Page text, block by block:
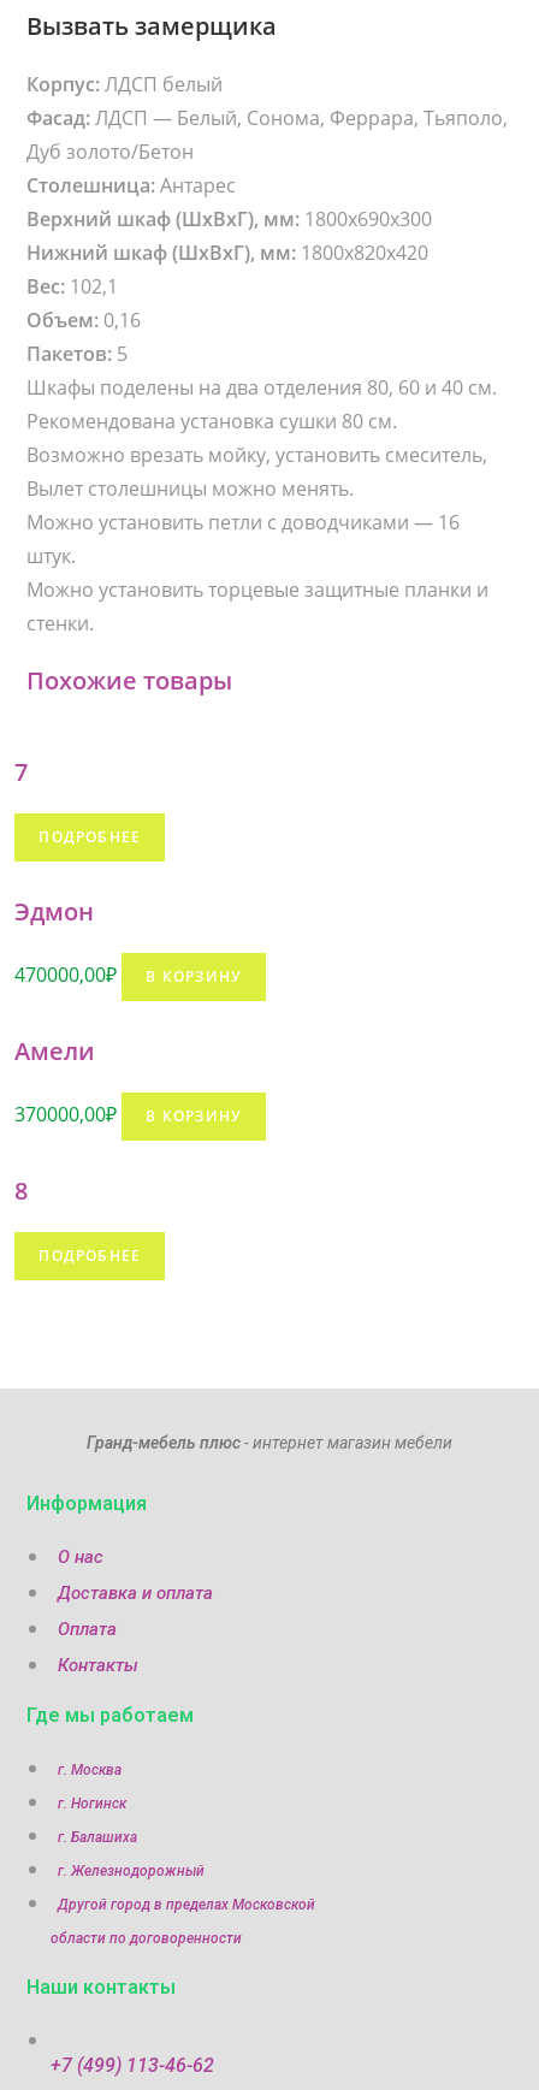
o
n
t
1
8
0
Вызвать замерщика
Корпус:ЛДСП белый
Фасад:ЛДСП — Белый, Сонома, Феррара, Тьяполо,
Дуб золото/Бетон
Столешница:Антарес
Верхний шкаф (ШхВхГ), мм: 1800х690х300
Нижний шкаф (ШхВхГ), мм: 1800х820х420
Вec: 102,1
Объем: 0,16
Пакетов: 5
Шкафы поделены на два отделения 80, 60 и 40 см.
Рекомендована установка сушки 80 см.
Возможно врезать мойку, установить смеситель,
Вылет столешницы можно менять.
Можно установить петли с доводчиками — 16
штук.
Можно установить торцевые защитные планки и
стенки.
Похожие товары
7
ПОДРОБНЕЕ
Эдмон
470000,00₽ В КОРЗИНУ
Амели
370000,00₽ В КОРЗИНУ
8
ПОДРОБНЕЕ
Гранд-мебель плюс- интернет магазин мебели
Информация
О нас
Доставка и оплата
Оплата
Контакты
Где мы работаем
г. Москва
г. Ногинск
г. Балашиха
г. Железнодорожный
Другой город в пределах Московской
области по договоренности
Наши контакты
+7 (499) 113-46-62